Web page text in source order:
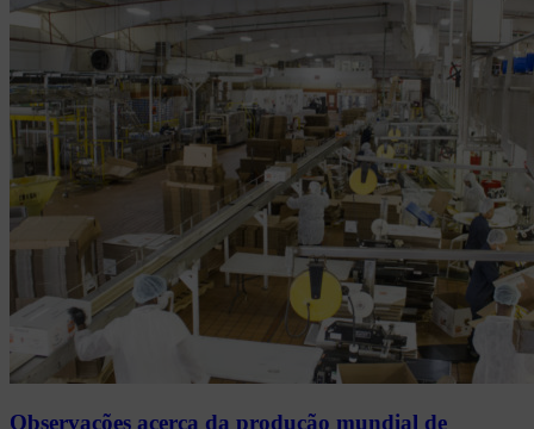
Observações acerca da produção mundial de